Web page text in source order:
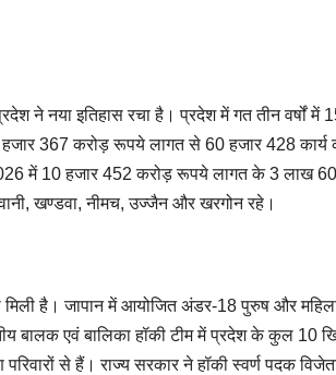
ने नया इतिहास रचा है। प्रदेश में गत तीन वर्षों
367 करोड़ रूपये लागत से 60 हजार 428 कार्य
में 10 हजार 452 करोड़ रूपये लागत के 3 लाख 60
खण्डवा, नीमच, उज्जैन और खरगोन रहे।
है। जापान में आयोजित अंडर-18 पुरुष और
बालक एवं बालिका हॉकी टीम में प्रदेश के कुल 10
से हैं। राज्य सरकार ने हॉकी स्वर्ण पदक